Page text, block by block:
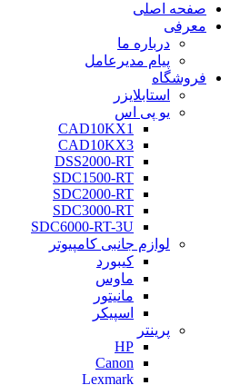
صفحه اصلی
معرفی
درباره ما
پیام مدیرعامل
فروشگاه
استابلایزر
یو پی اس
CAD10KX1
CAD10KX3
DSS2000-RT
SDC1500-RT
SDC2000-RT
SDC3000-RT
SDC6000-RT-3U
لوازم جانبی کامپیوتر
کیبورد
ماوس
مانیتور
اسپیکر
پرینتر
HP
Canon
Lexmark